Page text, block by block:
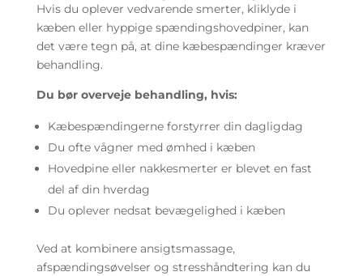
Hvis du oplever vedvarende smerter, kliklyde i
kæben eller hyppige spændingshovedpiner, kan
det være tegn på, at dine kæbespændinger kræver
behandling.
Du bør overveje behandling, hvis:
Kæbespændingerne forstyrrer din dagligdag
Du ofte vågner med ømhed i kæben
Hovedpine eller nakkesmerter er blevet en fast
del af din hverdag
Du oplever nedsat bevægelighed i kæben
Ved at kombinere ansigtsmassage,
afspændingsøvelser og stresshåndtering kan du